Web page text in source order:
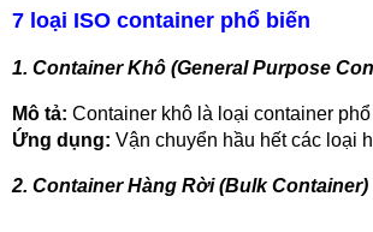
7 loại ISO container phổ biến
1. Container Khô (General Purpose
Mô tả: Container khô là loại container
Ứng dụng: Vận chuyển hầu hết các loại
2. Container Hàng Rời (Bulk Container)